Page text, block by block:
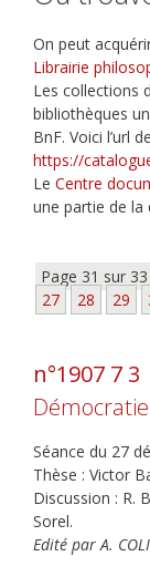
On peut
Librairie
Les collections
bibliothèques
BnF. Voici l’url
https://
Le Centre
une partie de la
Page 31 sur 33
27
28 29
n°1907 7 3
Démocratie
Séance du 27
Thèse : Victor
Discussion : R.
Sorel.
Edité par A.